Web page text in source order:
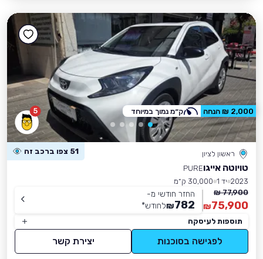
5
ראשון לציון 51 צפו ברכב זה
טויוטה אייגוPURE
2023 יד 1
30,000 ק״מ
77,900 ₪
75,900
₪
החזר חודשי מ-
782
₪לחודש*
תוספות לעיסקה
לפגישה בסוכנות יצירת קשר
2,000 ₪ הנחה ק״מ נמוך במיוחד